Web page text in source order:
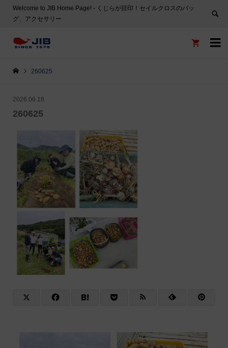
Welcome to JIB Home Page! ‐ くじらが目印！セイルクロスのバッ
グ、アクセサリー


260625
2026.06.18
260625